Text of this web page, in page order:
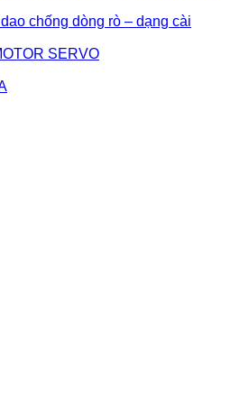
chống dòng rò – dạng cài
SERVO